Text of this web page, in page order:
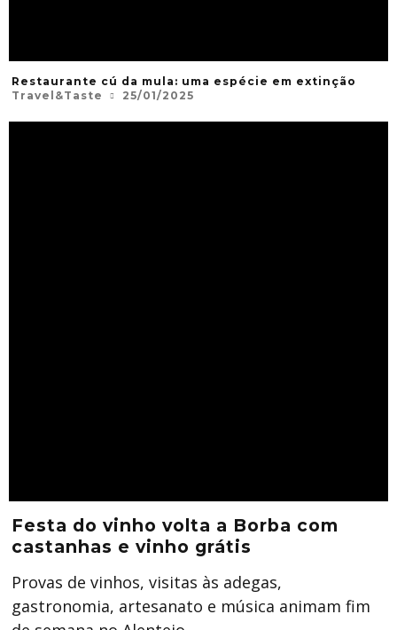
Restaurante cú da mula: uma espécie em extinção
Travel&Taste
25/01/2025
Festa do vinho volta a Borba com
castanhas e vinho grátis
Provas de vinhos, visitas às adegas,
gastronomia, artesanato e música animam fim